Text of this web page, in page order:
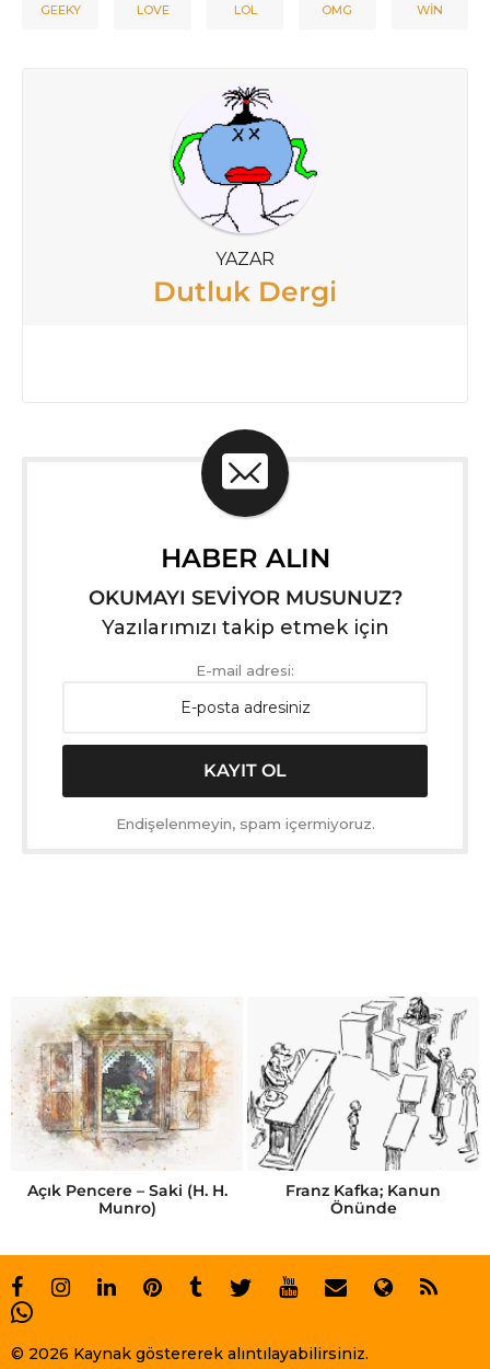
GEEKY LOVE LOL OMG WIN
YAZAR
Dutluk Dergi
HABER ALIN
OKUMAYI SEVİYOR MUSUNUZ?
Yazılarımızı takip etmek için
E-mail adresi:
Endişelenmeyin, spam içermiyoruz.
Açık Pencere – Saki (H. H.
Munro)
Franz Kafka; Kanun
Önünde
© 2026 Kaynak göstererek alıntılayabilirsiniz.